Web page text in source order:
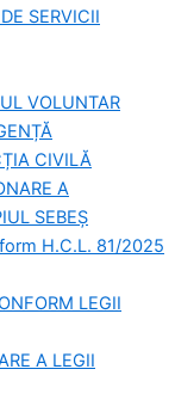
SERVICII
VOLUNTAR
CIVILĂ
A
SEBEȘ
H.C.L. 81/2025
LEGII
A LEGII